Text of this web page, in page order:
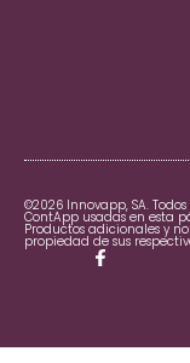
©2026 Innovapp, SA.
ContApp usadas en esta
Productos adicionales y
propiedad de sus